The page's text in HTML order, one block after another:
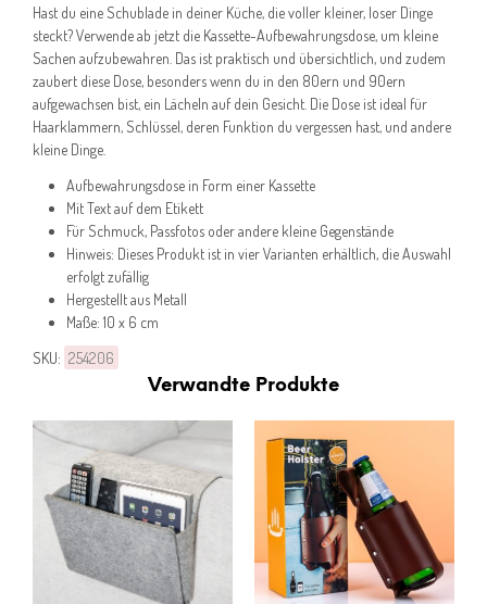
Hast du eine Schublade in deiner Küche, die voller kleiner, loser Dinge
steckt? Verwende ab jetzt die Kassette-Aufbewahrungsdose, um kleine
Sachen aufzubewahren. Das ist praktisch und übersichtlich, und zudem
zaubert diese Dose, besonders wenn du in den 80ern und 90ern
aufgewachsen bist, ein Lächeln auf dein Gesicht. Die Dose ist ideal für
Haarklammern, Schlüssel, deren Funktion du vergessen hast, und andere
kleine Dinge.
Aufbewahrungsdose in Form einer Kassette
Mit Text auf dem Etikett
Für Schmuck, Passfotos oder andere kleine Gegenstände
Hinweis: Dieses Produkt ist in vier Varianten erhältlich, die Auswahl
erfolgt zufällig
Hergestellt aus Metall
Maße: 10 x 6 cm
SKU: 254206
Verwandte Produkte